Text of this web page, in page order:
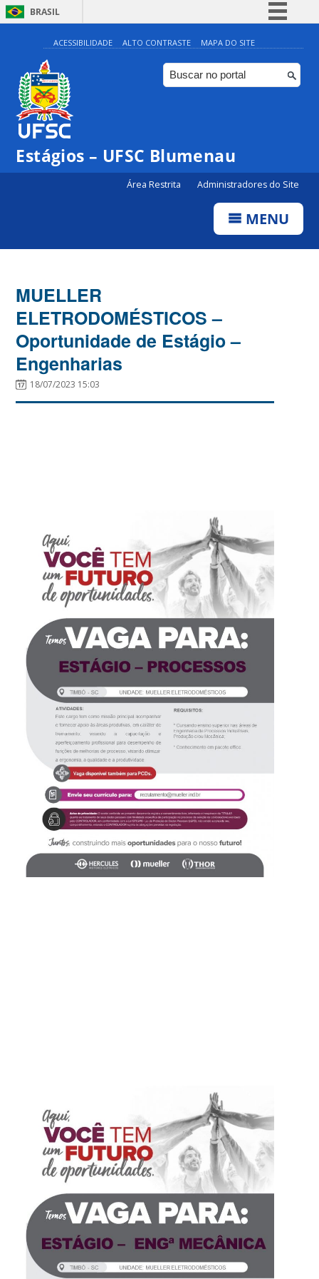
BRASIL
Simplifique!
Comunica BR
Participe
Canais
ACESSIBILIDADE ALTO CONTRASTE MAPA DO SITE
Estágios – UFSC Blumenau
Área Restrita Administradores do Site
MENU
MUELLER
ELETRODOMÉSTICOS –
Oportunidade de Estágio –
Engenharias
18/07/2023 15:03